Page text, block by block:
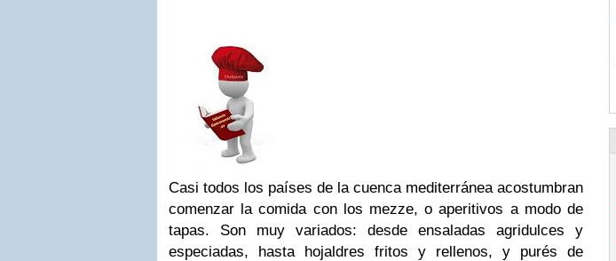
Casi todos los países de la cuenca mediterránea acostumbran
comenzar la comida con los mezze, o aperitivos a modo de
tapas. Son muy variados: desde ensaladas agridulces y
especiadas, hasta hojaldres fritos y rellenos, y purés de